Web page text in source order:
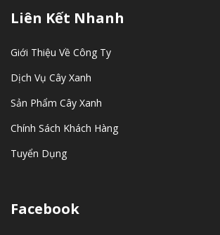
Liên Kết Nhanh
Giới Thiệu Về Công Ty
Dịch Vụ Cây Xanh
Sản Phẩm Cây Xanh
Chính Sách Khách Hàng
Tuyển Dụng
Facebook